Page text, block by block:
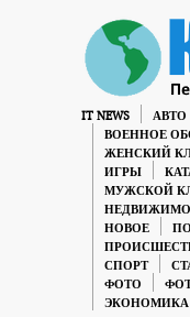
IT NEWS АВТО
ВОЕННОЕ
ЖЕНСКИЙ
ИГРЫ
МУЖСКОЙ
НОВОЕ
СПОРТ
ФОТО
ЭКОНОМИКА